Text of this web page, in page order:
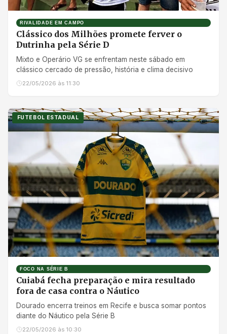
RIVALIDADE EM CAMPO
Clássico dos Milhões promete ferver o
Dutrinha pela Série D
Mixto e Operário VG se enfrentam neste sábado em
clássico cercado de pressão, história e clima decisivo
22/05/2026 às 11:30
FUTEBOL ESTADUAL
FOCO NA SÉRIE B
Cuiabá fecha preparação e mira resultado
fora de casa contra o Náutico
Dourado encerra treinos em Recife e busca somar pontos
diante do Náutico pela Série B
22/05/2026 às 10:30